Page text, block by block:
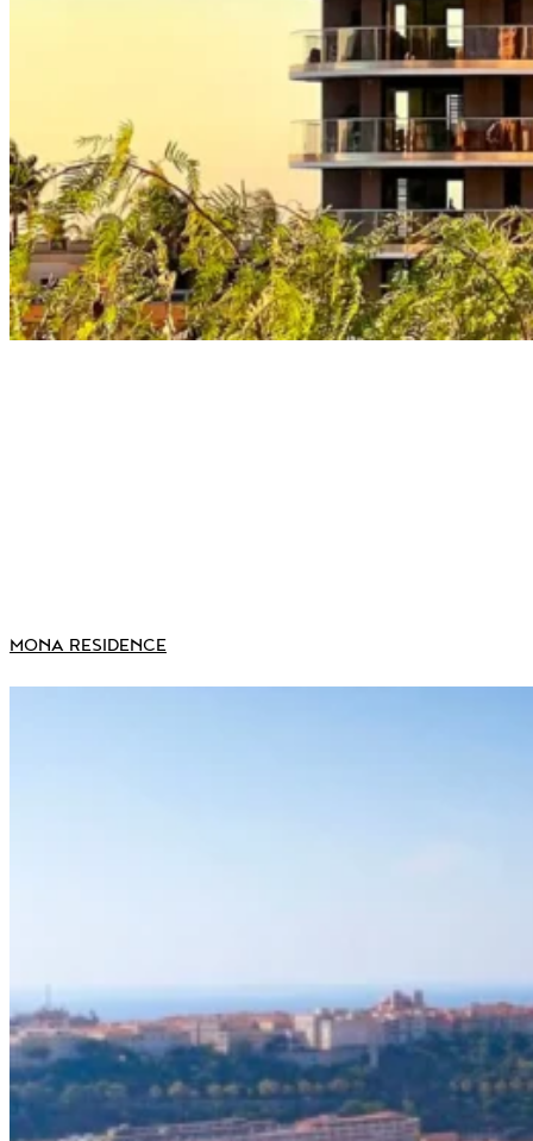
MONA RESIDENCE